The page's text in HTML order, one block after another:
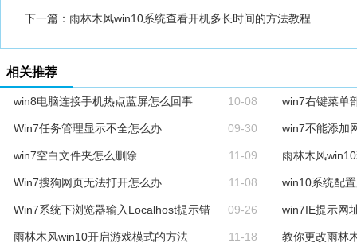
下一篇： 雨林木风win10系统查看开机多长时间的方法教程
相关推荐
win8电脑连接手机热点蓝屏怎么回事 10-08 win7右键菜单
Win7任务管理显示不全怎么办 09-30 win7不能添加
win7空白文件夹怎么删除 11-09 雨林木风
Win7搜狗网页无法打开怎么办 11-08 win10系统配
Win7系统下浏览器输入Localhost提示错 09-26 win7IE提示网
雨林木风win10开启游戏模式的方法 11-18 教你更改雨林